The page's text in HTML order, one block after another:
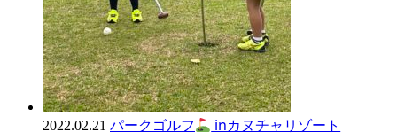
2022.02.21 パークゴルフ inカヌチャリゾート